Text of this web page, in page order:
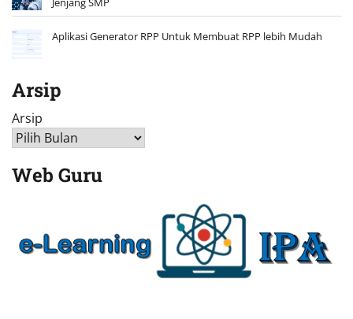
Aplikasi Generator RPP Untuk Membuat RPP lebih Mudah
Arsip
Arsip
Web Guru